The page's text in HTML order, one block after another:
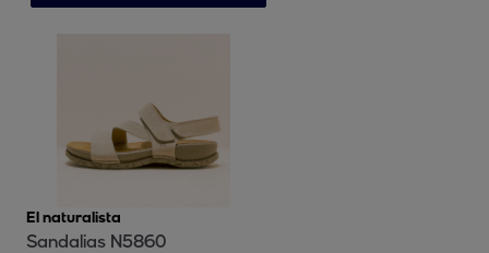
El naturalista
Sandalias N5860